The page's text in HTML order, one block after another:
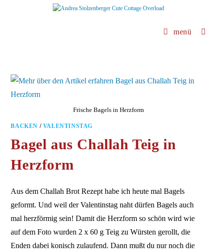
menü
Frische Bagels in Herzform
BACKEN / VALENTINSTAG
Bagel aus Challah Teig in
Herzform
Aus dem Challah Brot Rezept habe ich heute mal Bagels
geformt. Und weil der Valentinstag naht dürfen Bagels auch
mal herzförmig sein! Damit die Herzform so schön wird wie
auf dem Foto wurden 2 x 60 g Teig zu Würsten gerollt, die
Enden dabei konisch zulaufend. Dann mußt du nur noch die